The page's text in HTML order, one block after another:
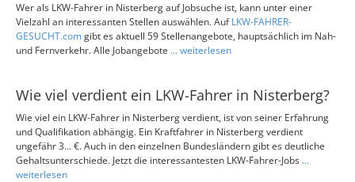
Wer als LKW-Fahrer in Nisterberg auf Jobsuche ist, kann unter einer
Vielzahl an interessanten Stellen auswählen. AufLKW-FAHRER-
GESUCHT.comgibt es aktuell 59 Stellenangebote, hauptsächlich im Nah-
und Fernverkehr. Alle Jobangebote ... weiterlesen
Wie viel verdient ein LKW-Fahrer in Nisterberg?
Wie viel ein LKW-Fahrer in Nisterberg verdient, ist von seiner Erfahrung
und Qualifikation abhängig. Ein Kraftfahrer in Nisterberg verdient
ungefähr 3... €. Auch in den einzelnen Bundesländern gibt es deutliche
Gehaltsunterschiede. Jetzt die interessantesten LKW-Fahrer-Jobs ...
weiterlesen